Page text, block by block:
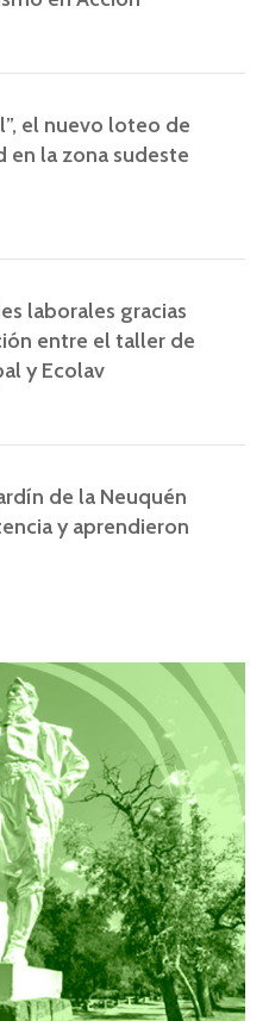
el nuevo loteo de
en la zona sudeste
laborales gracias
entre el taller de
y Ecolav
de la Neuquén
y aprendieron